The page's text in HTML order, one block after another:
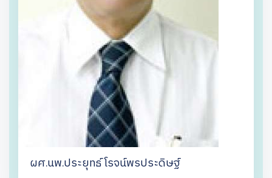
ผศ.นพ.ประยุทธ์ โรจน์พรประดิษฐ์